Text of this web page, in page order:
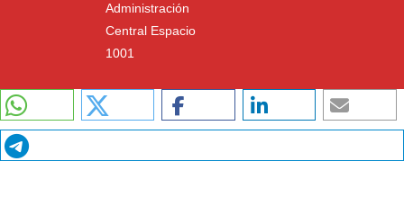
Administración
Central Espacio
1001